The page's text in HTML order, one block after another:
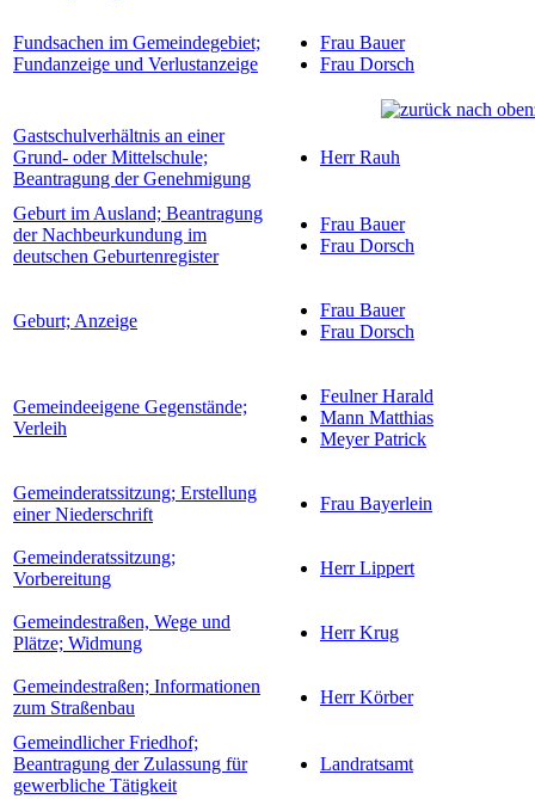
Fundsachen im Gemeindegebiet;
Fundanzeige und Verlustanzeige
Frau Bauer
Frau Dorsch
Gastschulverhältnis an einer
Grund- oder Mittelschule;
Beantragung der Genehmigung
Herr Rauh
Geburt im Ausland; Beantragung
der Nachbeurkundung im
deutschen Geburtenregister
Frau Bauer
Frau Dorsch
Geburt; Anzeige
Frau Bauer
Frau Dorsch
Gemeindeeigene Gegenstände;
Verleih
Feulner Harald
Mann Matthias
Meyer Patrick
Gemeinderatssitzung; Erstellung
einer Niederschrift
Frau Bayerlein
Gemeinderatssitzung;
Vorbereitung
Herr Lippert
Gemeindestraßen, Wege und
Plätze; Widmung
Herr Krug
Gemeindestraßen; Informationen
zum Straßenbau
Herr Körber
Gemeindlicher Friedhof;
Beantragung der Zulassung für
gewerbliche Tätigkeit
Landratsamt